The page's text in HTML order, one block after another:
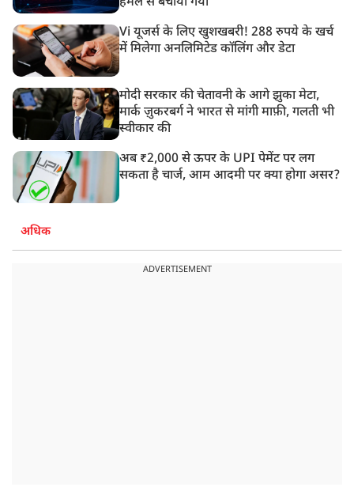
Vi यूजर्स के लिए खुशखबरी! 288 रुपये के खर्च
में मिलेगा अनलिमिटेड कॉलिंग और डेटा
मोदी सरकार की चेतावनी के आगे झुका मेटा,
मार्क ज़ुकरबर्ग ने भारत से मांगी माफ़ी, गलती भी
स्वीकार की
अब ₹2,000 से ऊपर के UPI पेमेंट पर लग
सकता है चार्ज, आम आदमी पर क्या होगा असर?
अधिक
ADVERTISEMENT